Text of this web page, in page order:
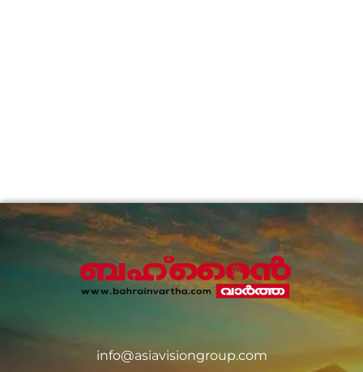
info@asiavisiongroup.com